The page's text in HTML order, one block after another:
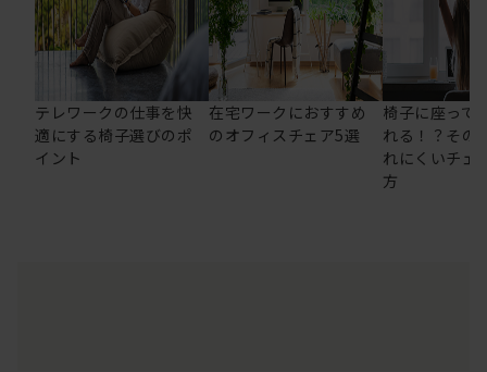
テレワークの仕事を快
適にする椅子選びのポ
イント
在宅ワークにおすすめ
のオフィスチェア5選
椅子に座って
れる！？その
れにくいチェ
方